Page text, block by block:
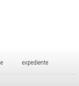
expediente